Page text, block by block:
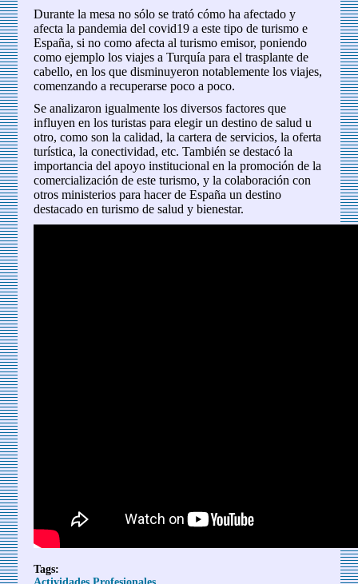
Durante la mesa no sólo se trató cómo ha afectado y
afecta la pandemia del covid19 a este tipo de turismo e
España, si no como afecta al turismo emisor, poniendo
como ejemplo los viajes a Turquía para el trasplante de
cabello, en los que disminuyeron notablemente los viajes,
comenzando a recuperarse poco a poco.
Se analizaron igualmente los diversos factores que
influyen en los turistas para elegir un destino de salud u
otro, como son la calidad, la cartera de servicios, la oferta
turística, la conectividad, etc. También se destacó la
importancia del apoyo institucional en la promoción de la
comercialización de este turismo, y la colaboración con
otros ministerios para hacer de España un destino
destacado en turismo de salud y bienestar.
Tags: